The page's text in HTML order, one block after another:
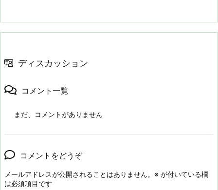
ディスカッション
コメント一覧
まだ、コメントがありません
コメントをどうぞ
メールアドレスが公開されることはありません。 ※ が付いている欄
は必須項目です